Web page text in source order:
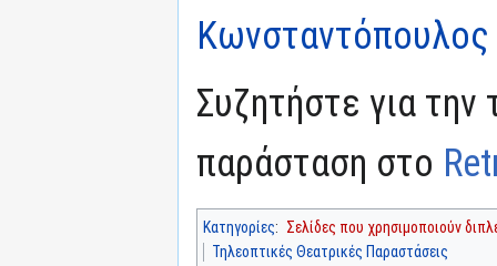
Κωνσταντόπουλος
Συζητήστε για την
παράσταση στο
Κατηγορίες: Σελίδες που χρησιμοποιούν
Τηλεοπτικές Θεατρικές Παραστάσεις